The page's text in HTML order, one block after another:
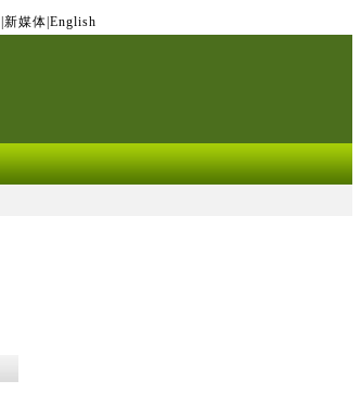
新媒体 English